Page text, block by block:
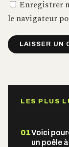
Enregistrer
le navigateur
LES PLUS
01Voici
un poêle